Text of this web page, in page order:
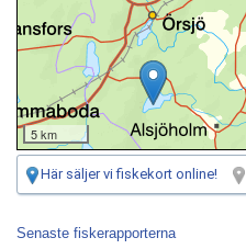
5 km
Här säljer vi fiskekort online!
Senaste fiskerapporterna